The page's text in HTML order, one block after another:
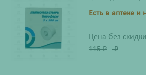
Есть в аптеке и
Цена без скидки
115₽ ₽